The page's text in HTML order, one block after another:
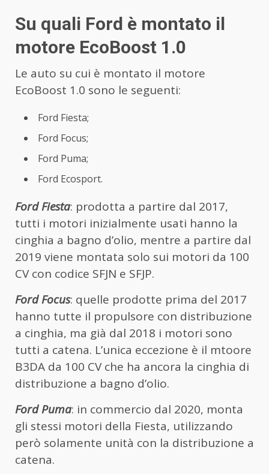
Su quali Ford è montato il
motore EcoBoost 1.0
Le auto su cui è montato il motore
EcoBoost 1.0 sono le seguenti:
Ford Fiesta;
Ford Focus;
Ford Puma;
Ford Ecosport.
Ford Fiesta: prodotta a partire dal 2017,
tutti i motori inizialmente usati hanno la
cinghia a bagno d’olio, mentre a partire dal
2019 viene montata solo sui motori da 100
CV con codice SFJN e SFJP.
Ford Focus: quelle prodotte prima del 2017
hanno tutte il propulsore con distribuzione
a cinghia, ma già dal 2018 i motori sono
tutti a catena. L’unica eccezione è il mtoore
B3DA da 100 CV che ha ancora la cinghia di
distribuzione a bagno d’olio.
Ford Puma: in commercio dal 2020, monta
gli stessi motori della Fiesta, utilizzando
però solamente unità con la distribuzione a
catena.